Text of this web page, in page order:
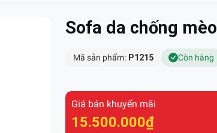
Sofa da chống
Mã sản phẩm:P1215 Còn hàng
Giá bán khuyến mãi
15.500.000₫